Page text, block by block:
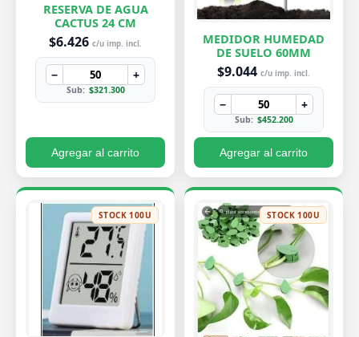
RESERVA DE AGUA
CACTUS 24 CM
$6.426 c/u imp. incl.
− +
Sub: $321.300
Agregar al carrito
MEDIDOR HUMEDAD
DE SUELO 60MM
$9.044 c/u imp. incl.
− +
Sub: $452.200
Agregar al carrito
STOCK 100U STOCK 100U